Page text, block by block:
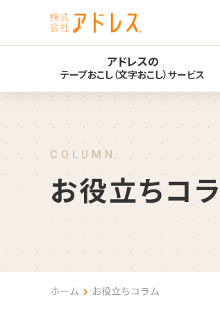
アドレスの
テープおこし（文字おこし）サービス
ホーム お役立ちコラム
COLUMN
お役立ちコラ